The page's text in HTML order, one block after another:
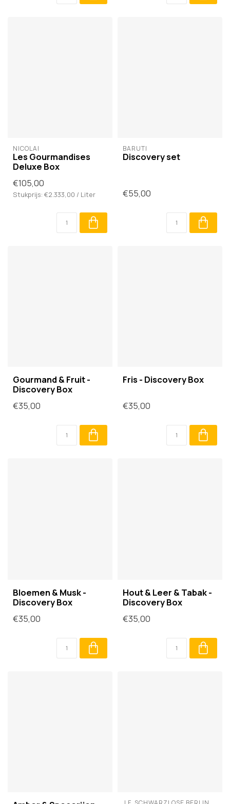
NICOLAÏ
Les Gourmandises
Deluxe Box
€105,00
Stukprijs: €2.333,00 / Liter
BARUTI
Discovery set
€55,00
Gourmand & Fruit -
Discovery Box
€35,00
Fris - Discovery Box
€35,00
Bloemen & Musk -
Discovery Box
€35,00
Hout & Leer & Tabak -
Discovery Box
€35,00